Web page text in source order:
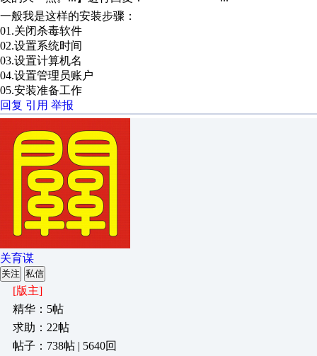
一般我是这样的安装步骤：
01.关闭杀毒软件
02.设置系统时间
03.设置计算机名
04.设置管理员账户
05.安装准备工作
回复 引用 举报
关育谋
关注 私信
[版主]
精华：5帖
求助：22帖
帖子：738帖 | 5640回